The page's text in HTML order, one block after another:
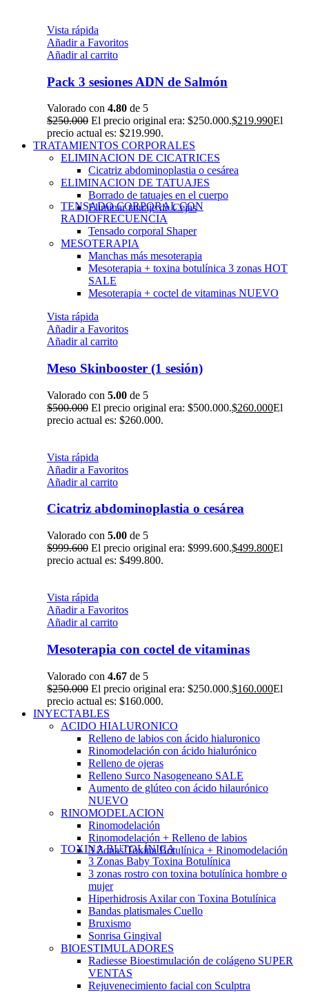
Vista rápida
Añadir a Favoritos
Añadir al carrito
Pack 3 sesiones ADN de Salmón
Valorado con 4.80 de 5
$250.000 El precio original era: $250.000.$219.990El
precio actual es: $219.990.
TRATAMIENTOS CORPORALES
ELIMINACION DE CICATRICES
Cicatriz abdominoplastia o cesárea
ELIMINACION DE TATUAJES
Borrado de tatuajes en el cuerpo
Eliminar tatuaje de Cejas
TENSADO CORPORAL CON
RADIOFRECUENCIA
Tensado corporal Shaper
MESOTERAPIA
Manchas más mesoterapia
Mesoterapia + toxina botulínica 3 zonas HOT
SALE
Mesoterapia + coctel de vitaminas NUEVO
Vista rápida
Añadir a Favoritos
Añadir al carrito
Meso Skinbooster (1 sesión)
Valorado con 5.00 de 5
$500.000 El precio original era: $500.000.$260.000El
precio actual es: $260.000.
Vista rápida
Añadir a Favoritos
Añadir al carrito
Cicatriz abdominoplastia o cesárea
Valorado con 5.00 de 5
$999.600 El precio original era: $999.600.$499.800El
precio actual es: $499.800.
Vista rápida
Añadir a Favoritos
Añadir al carrito
Mesoterapia con coctel de vitaminas
Valorado con 4.67 de 5
$250.000 El precio original era: $250.000.$160.000El
precio actual es: $160.000.
INYECTABLES
ACIDO HIALURONICO
Relleno de labios con ácido hialuronico
Rinomodelación con ácido hialurónico
Relleno de ojeras
Relleno Surco Nasogeneano SALE
Aumento de glúteo con ácido hilaurónico
NUEVO
RINOMODELACION
Rinomodelación
Rinomodelación + Relleno de labios
3 Zonas Toxina Botulínica + Rinomodelación
TOXINA BUTOLÍNICA
3 Zonas Baby Toxina Botulínica
3 zonas rostro con toxina botulínica hombre o
mujer
Hiperhidrosis Axilar con Toxina Botulínica
Bandas platismales Cuello
Bruxismo
Sonrisa Gingival
BIOESTIMULADORES
Radiesse Bioestimulación de colágeno SUPER
VENTAS
Rejuvenecimiento facial con Sculptra